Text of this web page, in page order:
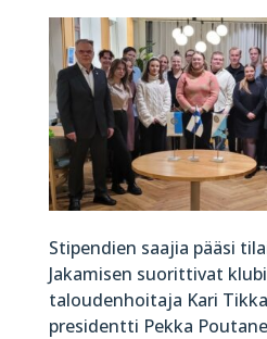
Stipendien saajia pääsi
Jakamisen suorittivat
taloudenhoitaja Kari
presidentti Pekka